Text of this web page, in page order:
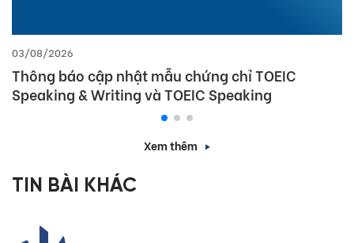
03/08/2026
Thông báo cập nhật mẫu chứng chỉ TOEIC
Speaking & Writing và TOEIC Speaking
Xem thêm
TIN BÀI KHÁC